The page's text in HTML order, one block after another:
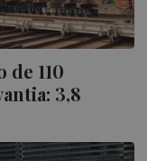
110
3,8